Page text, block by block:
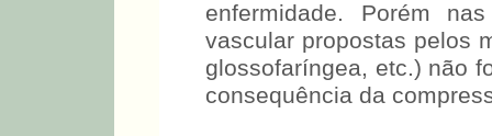
enfermidade. Porém
vascular propostas pelos
glossofaríngea, etc.) não
consequência da